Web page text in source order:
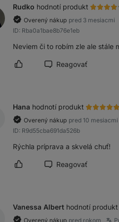
Rudko hodnotí produkt
Overený nákup pred 3 mesiacmi
ID: Rba0a1bae8b76e1eb
Neviem či to robím zle ale stále
Označiť recenziu ako prínosnú
Reagovať
Hana hodnotí produkt
Overený nákup pred 10 mesiacmi
ID: R9d55cba691da526b
Rýchla príprava a skvelá chuť!
Označiť recenziu ako prínosnú
Reagovať
Vanessa Albert hodnotí produkt
Overený nákup pred rokom